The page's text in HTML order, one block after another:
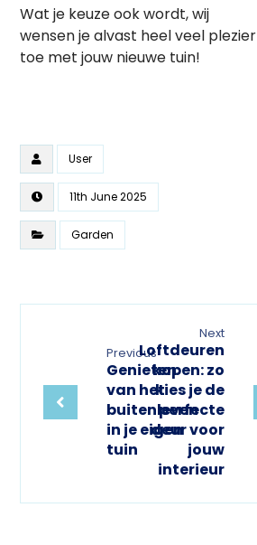
Wat je keuze ook wordt, wij
wensen je alvast heel veel plezier
toe met jouw nieuwe tuin!
User
11th June 2025
Garden
Previous
Genieten
van het
buitenleven
in je eigen
tuin
Next
Loftdeuren
kopen: zo
kies je de
perfecte
deur voor
jouw
interieur